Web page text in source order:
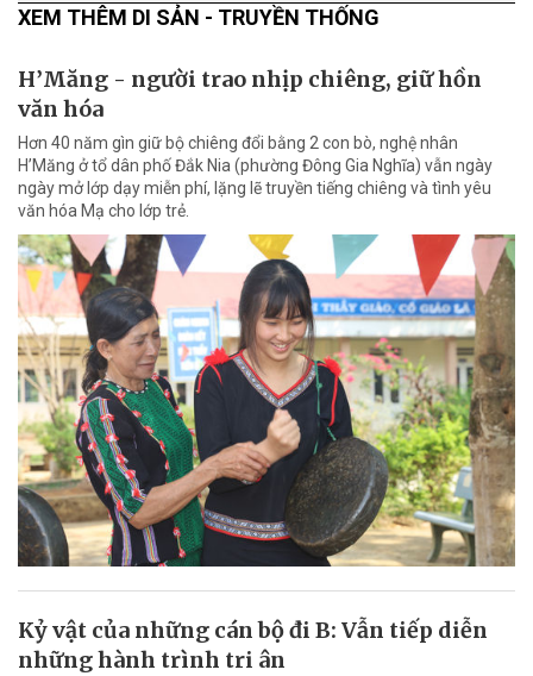
XEM THÊM DI SẢN - TRUYỀN THỐNG
H’Măng - người trao nhịp chiêng, giữ hồn
văn hóa
Hơn 40 năm gìn giữ bộ chiêng đổi bằng 2 con bò, nghệ nhân
H’Măng ở tổ dân phố Đắk Nia (phường Đông Gia Nghĩa) vẫn ngày
ngày mở lớp dạy miễn phí, lặng lẽ truyền tiếng chiêng và tình yêu
văn hóa Mạ cho lớp trẻ.
Kỷ vật của những cán bộ đi B: Vẫn tiếp diễn
những hành trình tri ân